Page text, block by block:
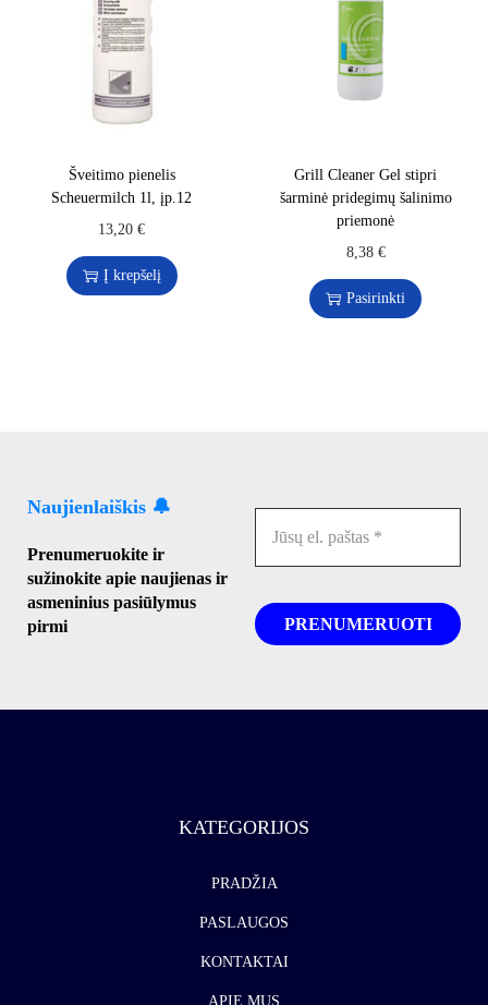
Šveitimo pienelis
Scheuermilch 1l, įp.12
13,20€
Į krepšelį
Grill Cleaner Gel stipri
šarminė pridegimų šalinimo
priemonė
8,38 €
Pasirinkti
Naujienlaiškis 🔔
Prenumeruokite ir
sužinokite apie naujienas ir
asmeninius pasiūlymus
pirmi
KATEGORIJOS
PRADŽIA
PASLAUGOS
KONTAKTAI
APIE MUS